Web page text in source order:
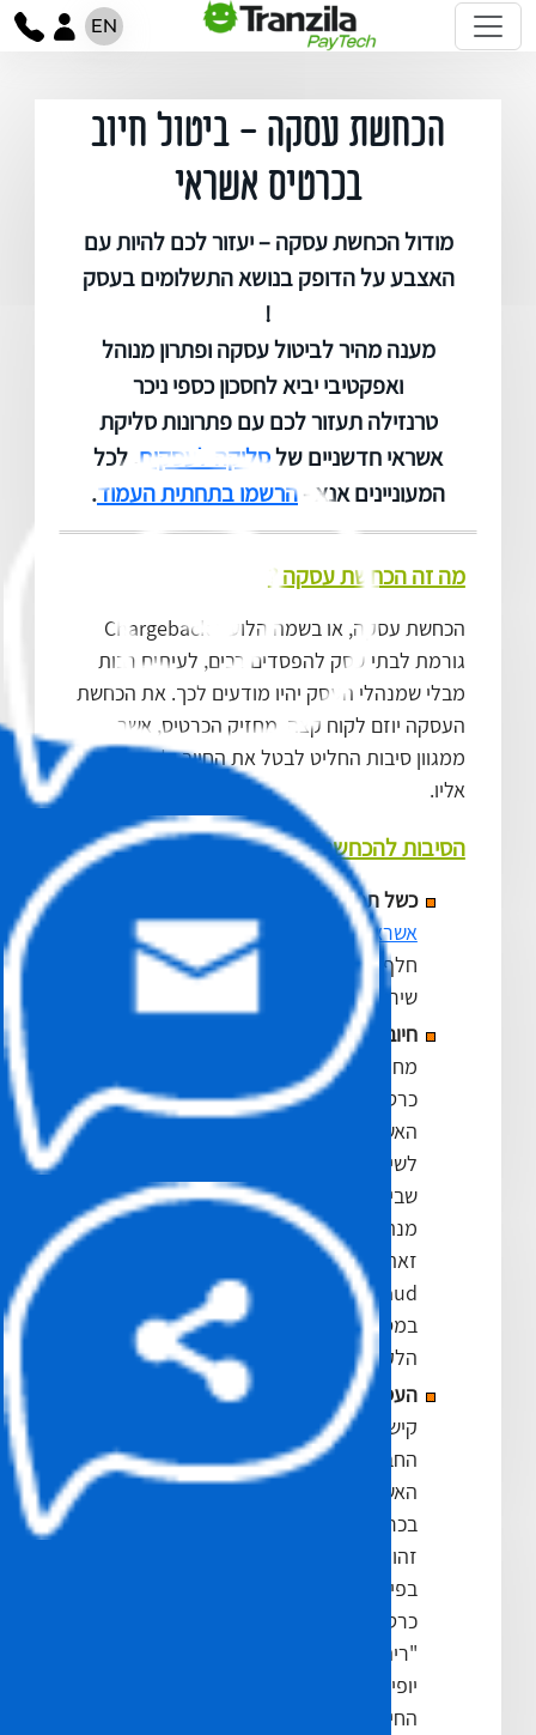
EN
הכחשת עסקה - ביטול חיוב
בכרטיס אשראי
מודול הכחשת עסקה – יעזור לכם להיות עם
האצבע על הדופק בנושא התשלומים בעסק
!
מענה מהיר לביטול עסקה ופתרון מנוהל
ואפקטיבי יביא לחסכון כספי ניכר
טרנזילה תעזור לכם עם פתרונות סליקת
אשראי חדשניים שלסליקה לעסקים . לכל
המעוניינים אנא -הרשמו בתחתית העמוד.
מה זה הכחשת עסקה ?
הכחשת עסקה, או בשמה הלועזי Chargeback
גורמת לבתי עסק להפסדים רבים, לעיתים רבות
מבלי שמנהלי העסק יהיו מודעים לכך. את הכחשת
העסקה יוזם לקוח קצה, מחזיק הכרטיס, אשר
ממגוון סיבות החליט לבטל את החיוב ולהתכחש
אליו.
הסיבות להכחשת עסקה
כשל תמורה
אשראי) הוא מצב בו תאריך אספקה
חלף והתמורה, קרי המוצר \ סחורה \
שירות לא התקבל או התקבל חלקית.
חיוב על עסקה שלא בוצעה
מחזיק הכרטיס – במקרה זה, מחזיק
כרטיס אשראי רואה בדיווח מחברת
האשראי חיוב לא מוכר, הוא לא יודע
לשייך את שם בית העסק לעסקה
שביצע ופונה להכחיש את העסקה על
מנת לקבל את כספו בחזרה. תופעה
זאת מקורה בפעילות בלתי חוקית –
Fraud ,כאשר בית עסק משתמש
במספר כרטיס אשראי ללא ידיעת
הלקוח.
העסקה תקינה
, אולם הרוכש לא
קישר בין שם העסק בו רכש לבין שם
החברה שמופיע בפירוט הוצאות
האשראי שלו. לכל בית עסק שמוכר
זהו תיאור בית העסק כפי שיופיע
בפירוט העסקאות שביצע מחזיק
כרטיס. לעיתים לעסק יש שם לדוגמא
"ריהוט צמרת" אבל בפירוט האשראי
יופיע א.א. ריהוט, הרוכש לא יזהה את
החיוב ויכחיש מתוך חשיבה שלקחו לו